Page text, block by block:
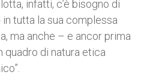
infatti, c’è bisogno di
tutta la sua complessa
ma anche – e ancor prima
quadro di natura etica